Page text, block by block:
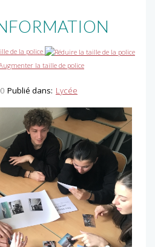
de la police
Publié dans: Lycée